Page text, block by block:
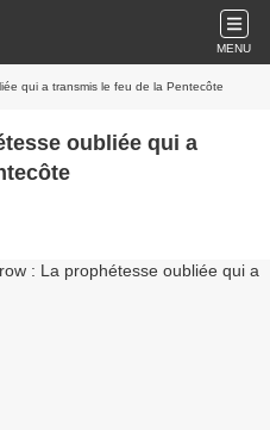
MENU
qui a transmis le feu de la Pentecôte
oubliée qui a